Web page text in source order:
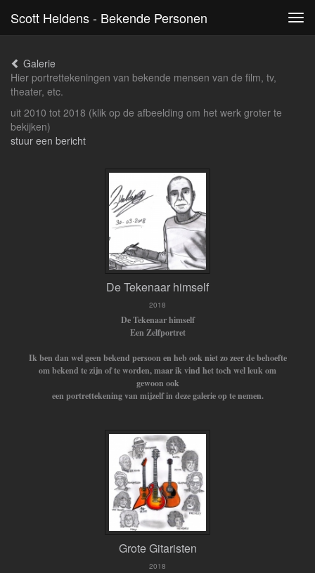
Scott Heldens - Bekende Personen
Galerie
Hier portrettekeningen van bekende mensen van de film, tv,
theater, etc.
uit 2010 tot 2018 (klik op de afbeelding om het werk groter te
bekijken)
stuur een bericht
De Tekenaar himself
2018
De Tekenaar himself
Een Zelfportret
Ik ben dan wel geen bekend persoon en heb ook niet zo zeer de behoefte
om bekend te zijn of te worden, maar ik vind het toch wel leuk om
gewoon ook
een portrettekening van mijzelf in deze galerie op te nemen.
Grote Gitaristen
2018